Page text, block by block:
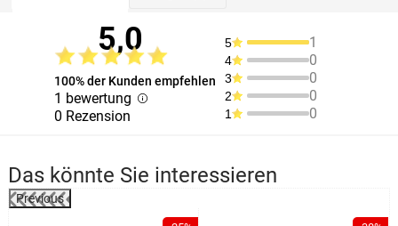
5,0
100% der Kunden empfehlen
1 bewertung
0 Rezension
5 1
4 0
3 0
2 0
1 0
Das könnte Sie interessieren
Previous